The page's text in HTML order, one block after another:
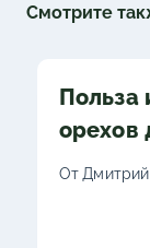
Смотрите
Польза
орехов
От